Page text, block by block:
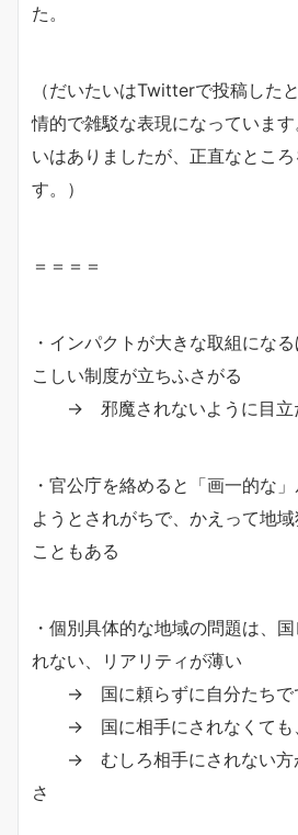
た。
（だいたいはTwitterで投稿した
情的で雑駁な表現になっていま
いはありましたが、正直なとこ
す。）
＝＝＝＝
・インパクトが大きな取組にな
こしい制度が立ちふさがる
→ 邪魔されないように目立
・官公庁を絡めると「画一的な
ようとされがちで、かえって地
こともある
・個別具体的な地域の問題は、
れない、リアリティが薄い
→ 国に頼らずに自分たちで
→ 国に相手にされなくても
→ むしろ相手にされない方
さ